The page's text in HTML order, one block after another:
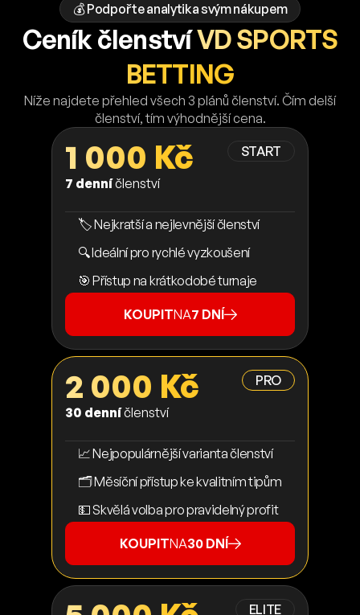
💰 Podpořte analytika svým nákupem
Ceník členstvíVD SPORTS
BETTING
Níže najdete přehled všech 3 plánů členství. Čím delší
členství, tím výhodnější cena.
START
1 000 Kč
7 denníčlenství
🏷️ Nejkratší a nejlevnější členství
🔍 Ideální pro rychlé vyzkoušení
🎯 Přístup na krátkodobé turnaje
KOUPITNA7 DNÍ
PRO
2 000 Kč
30 denníčlenství
📈 Nejpopulárnější varianta členství
🗂️ Měsíční přístup ke kvalitním tipům
💵 Skvělá volba pro pravidelný profit
KOUPITNA30 DNÍ
ELITE